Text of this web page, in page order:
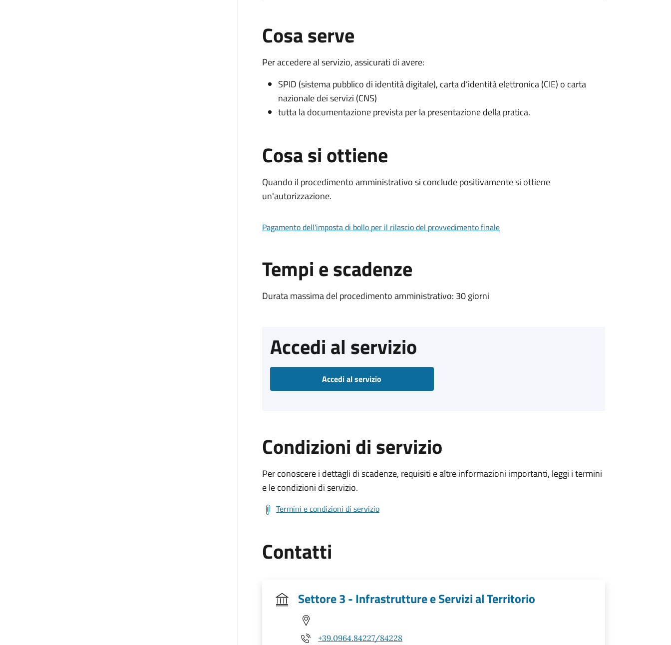
Cosa serve
Per accedere al servizio, assicurati di avere:
SPID (sistema pubblico di identità digitale), carta d’identità elettronica (CIE) o carta
nazionale dei servizi (CNS)
tutta la documentazione prevista per la presentazione della pratica.
Cosa si ottiene
Quando il procedimento amministrativo si conclude positivamente si ottiene
un'autorizzazione.
Pagamento dell'imposta di bollo per il rilascio del provvedimento finale
Tempi e scadenze
Durata massima del procedimento amministrativo: 30 giorni
Accedi al servizio
Accedi al servizio
Condizioni di servizio
Per conoscere i dettagli di scadenze, requisiti e altre informazioni importanti, leggi i termini
e le condizioni di servizio.
Termini e condizioni di servizio
Contatti
Settore 3 - Infrastrutture e Servizi al Territorio
+39.0964.84227/84228